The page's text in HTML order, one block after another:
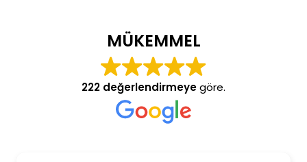
MÜKEMMEL
222 değerlendirmeyegöre.